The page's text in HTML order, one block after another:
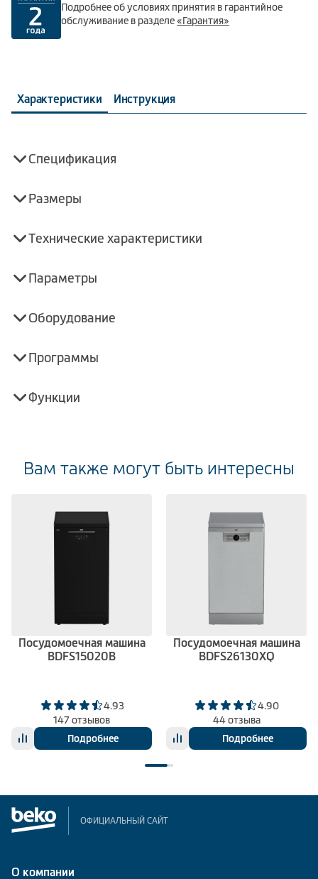
Подробнее об условиях принятия в гарантийное
обслуживание в разделе«Гарантия»
Характеристики Инструкция
Спецификация
Размеры
Технические характеристики
Параметры
Оборудование
Программы
Функции
Вам также могут быть интересны
Посудомоечная машина
BDFS15020B
4.93
147 отзывов
Подробнее
Посудомоечная машина
BDFS26130XQ
4.90
44 отзыва
Подробнее
ОФИЦИАЛЬНЫЙ САЙТ
О компании